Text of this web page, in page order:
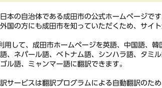
本の自治体である成田市の公式ホームページです
国の方にも成田市を知っていただくため、サイ
して、成田市ホームページを英語、中国語、韓
、ネパール語、ベトナム語、シンハラ語、タミ
ル語、ミャンマー語に翻訳できます。
訳サービスは翻訳プログラムによる自動翻訳のた